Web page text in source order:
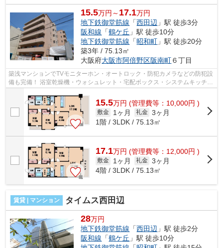
15.5万円～ 17.1万円
地下鉄御堂筋線 「西田辺 」駅 徒歩3分
阪和線 「鶴ケ丘 」駅 徒歩10分
地下鉄御堂筋線 「昭和町 」駅 徒歩20分
築3年 / 75.13㎡
大阪府大阪市阿倍野区阪南町６丁目
築浅マンションでTVモニターホン・オートロック・防犯カメラなどの防犯設
備も完備！ 浴室乾燥機・ウォシュレット・宅配ボックス・システムキッチン
15.5万円 (管理費等：10,000円 )
敷金 1ヶ月 礼金 3ヶ月
1階 / 3LDK / 75.13㎡
17.1万円 (管理費等：12,000円 )
敷金 1ヶ月 礼金 3ヶ月
4階 / 3LDK / 75.13㎡
賃貸 | マンション タイムス西田辺
28万円
地下鉄御堂筋線 「西田辺 」駅 徒歩2分
阪和線 「鶴ケ丘 」駅 徒歩10分